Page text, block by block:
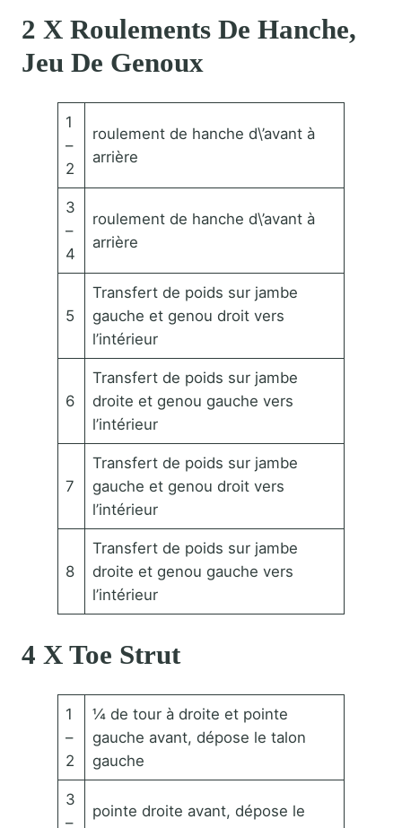
2 X Roulements De Hanche,
Jeu De Genoux
1
–
2
roulement de hanche d\’avant à
arrière
3
–
4
roulement de hanche d\’avant à
arrière
5
Transfert de poids sur jambe
gauche et genou droit vers
l’intérieur
6
Transfert de poids sur jambe
droite et genou gauche vers
l’intérieur
7
Transfert de poids sur jambe
gauche et genou droit vers
l’intérieur
8
Transfert de poids sur jambe
droite et genou gauche vers
l’intérieur
4 X Toe Strut
1
–
2
¼ de tour à droite et pointe
gauche avant, dépose le talon
gauche
3
–
pointe droite avant, dépose le